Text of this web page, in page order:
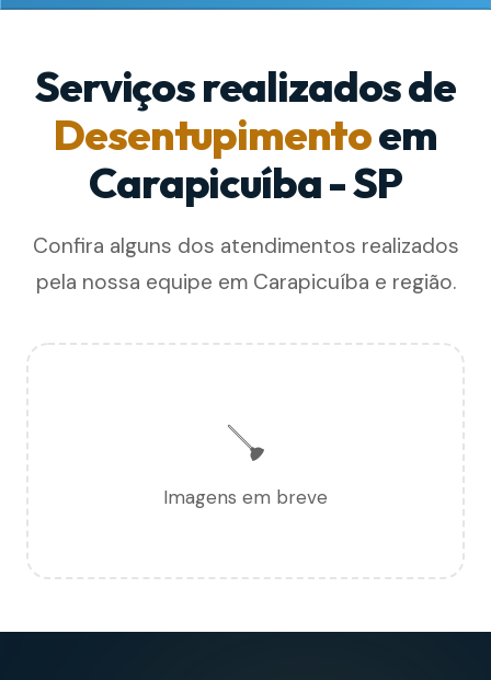
Serviços realizados de
Desentupimentoem
Carapicuíba - SP
Confira alguns dos atendimentos realizados
pela nossa equipe em Carapicuíba e região.
🪠
Imagens em breve